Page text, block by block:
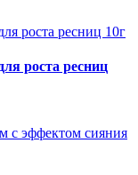
роста ресниц